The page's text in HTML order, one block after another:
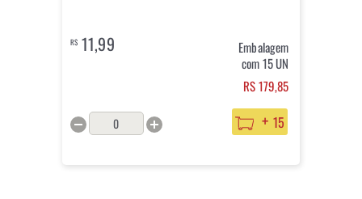
R$11,99
Embalagem
com 15 UN
RS 179,85
+ 15